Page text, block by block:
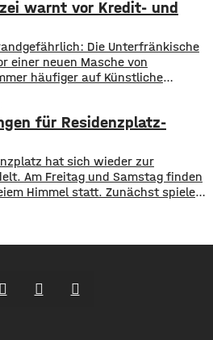
des Landkreises
des Schweinfurter
sind:
Zusammenhalt,
warnt vor Kredit- und
Die Unterfränkische
einer neuen Masche von
häufiger auf Künstliche
um ihr Erspartes gebracht. ​Laut
mithilfe von KI täuschen echte
Empfehlungen von prominenten
echte
für Residenzplatz-
hat sich wieder zur
Am Freitag und Samstag finden
Himmel statt. Zunächst spielen